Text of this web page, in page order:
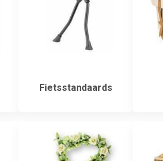
Fietsstandaards